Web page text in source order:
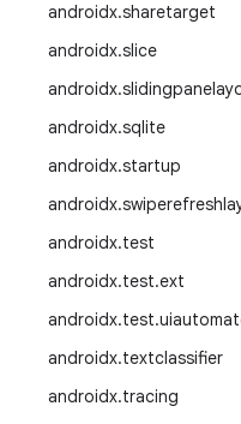
androidx.sharetarget
androidx.slice
androidx.
androidx.sqlite
androidx.startup
androidx.
androidx.test
androidx.test.ext
androidx.test.
androidx.textclassifier
androidx.tracing
Ikuti
SELENGKAPNYA
TENTANG ANDROID
Android
Android untuk Perusahaan
Keamanan
Source
Berita